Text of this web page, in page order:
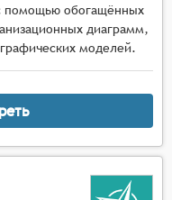
помощью обогащённых
диаграмм,
моделей.